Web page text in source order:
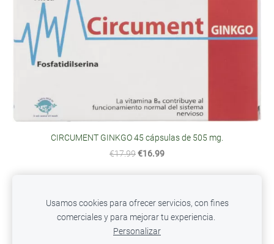
CIRCUMENT GINKGO 45 cápsulas de 505 mg.
€17.99€16.99
Usamos cookies para ofrecer servicios, con fines
comerciales y para mejorar tu experiencia.
Personalizar